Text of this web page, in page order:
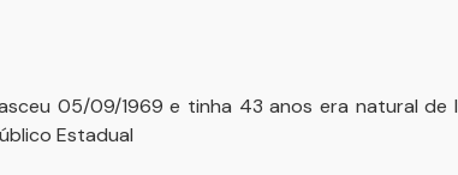
05/09/1969 e tinha 43 anos era natural de
Estadual